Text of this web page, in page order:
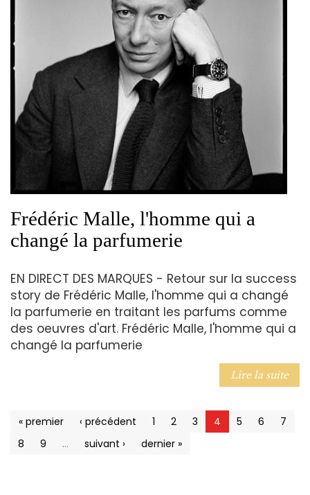
Frédéric Malle, l'homme qui a
changé la parfumerie
EN DIRECT DES MARQUES - Retour sur la success
story de Frédéric Malle, l'homme qui a changé
la parfumerie en traitant les parfums comme
des oeuvres d'art. Frédéric Malle, l'homme qui a
changé la parfumerie
Lire la suite
« premier ‹ précédent 1 2 3 4 5 6
7
8
9 … suivant › dernier »